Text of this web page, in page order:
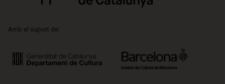
Amb el suport de: